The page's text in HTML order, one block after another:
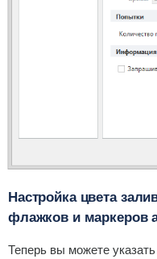
Настройка цвета
флажков и маркеров
Теперь вы можете